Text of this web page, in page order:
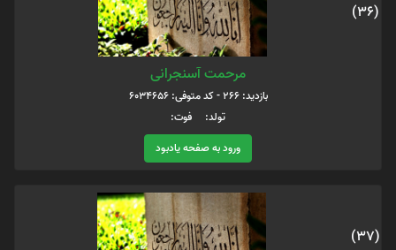
(36)
مرحمت آسنجرانی
بازدید: 266 - کد متوفی: 6034656
تولد: فوت:
ورود به صفحه یادبود
(37)